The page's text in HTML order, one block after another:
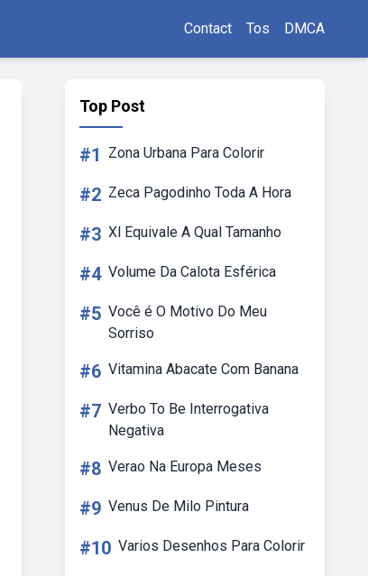
Contact Tos DMCA
Top Post
#1 Zona Urbana Para Colorir
#2 Zeca Pagodinho Toda A Hora
#3 Xl Equivale A Qual Tamanho
#4 Volume Da Calota Esférica
#5 Você é O Motivo Do Meu
Sorriso
#6 Vitamina Abacate Com Banana
#7 Verbo To Be Interrogativa
Negativa
#8 Verao Na Europa Meses
#9 Venus De Milo Pintura
#10 Varios Desenhos Para Colorir